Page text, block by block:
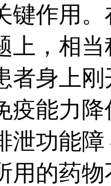
键作用
上，相
者身上
疫能力
泄功能
用的药